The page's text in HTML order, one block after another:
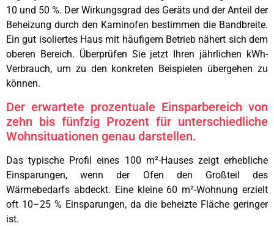
10 und 50 %. Der Wirkungsgrad des Geräts und der Anteil der
Beheizung durch den Kaminofen bestimmen die Bandbreite.
Ein gut isoliertes Haus mit häufigem Betrieb nähert sich dem
oberen Bereich. Überprüfen Sie jetzt Ihren jährlichen kWh-
Verbrauch, um zu den konkreten Beispielen übergehen zu
können.
Der erwartete prozentuale Einsparbereich von
zehn bis fünfzig Prozent für unterschiedliche
Wohnsituationen genau darstellen.
Das typische Profil eines 100 m²-Hauses zeigt erhebliche
Einsparungen, wenn der Ofen den Großteil des
Wärmebedarfs abdeckt. Eine kleine 60 m²-Wohnung erzielt
oft 10–25 % Einsparungen, da die beheizte Fläche geringer
ist.